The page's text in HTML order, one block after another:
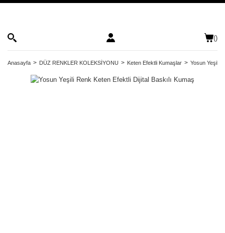
()
Anasayfa DÜZ RENKLER KOLEKSİYONU Keten Efektli Kumaşlar Yosun Yeşili